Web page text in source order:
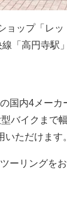
ョップ「レ
「高円寺駅
国内4メー
バイクまで
ただけます。
ーリングをお